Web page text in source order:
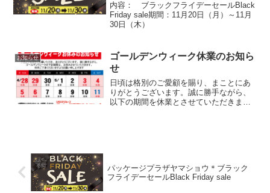
内容： ブラックフライデーセールBlack
Friday sale期間：11月20日（月）～11月
30日（木）
お知らせ
ゴールデンウィーク休業のお知ら
せ
日頃は格別のご愛顧を賜り、まことにあ
りがとうございます。誠に勝手ながら、
以下の期間を休業とさせていただきま
パッケージプラザヤマショウ＊ブラック
フライデーセールBlack Friday sale